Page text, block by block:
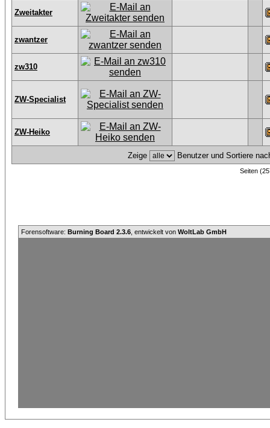
Zweitakter
zwantzer
zw310
ZW-Specialist
ZW-Heiko
Zeige Benutzer und Sortiere
Seiten
Forensoftware: Burning Board 2.3.6 , entwickelt von WoltLab GmbH